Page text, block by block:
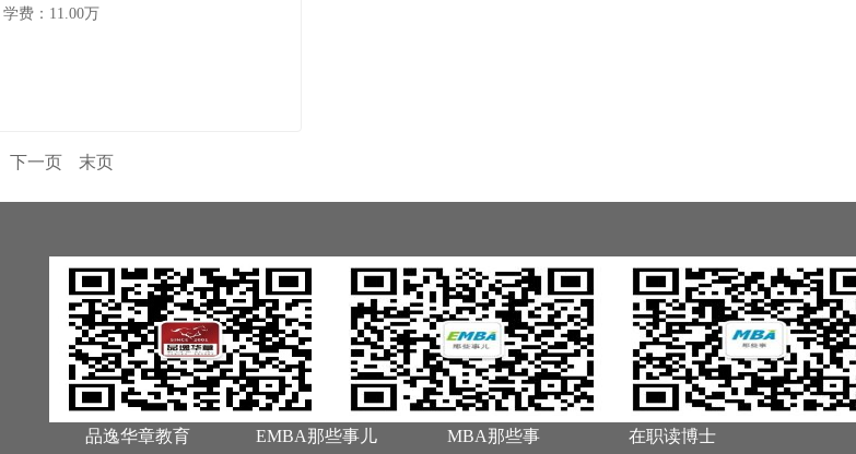
学费：11.00万
下一页 末页
品逸华章教育 EMBA那些事儿 MBA那些事 在职读博士